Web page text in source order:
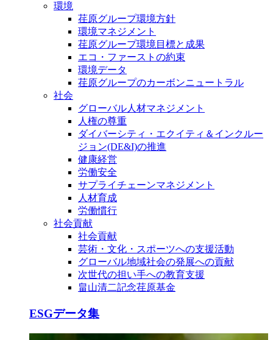
環境
荏原グループ環境方針
環境マネジメント
荏原グループ環境目標と成果
エコ・ファーストの約束
環境データ
荏原グループのカーボンニュートラル
社会
グローバル人材マネジメント
人権の尊重
ダイバーシティ・エクイティ＆インクルー
ジョン(DE&I)の推進
健康経営
労働安全
サプライチェーンマネジメント
人材育成
労働慣行
社会貢献
社会貢献
芸術・文化・スポーツへの支援活動
グローバル地域社会の発展への貢献
次世代の担い手への教育支援
畠山清二記念荏原基金
ESGデータ集